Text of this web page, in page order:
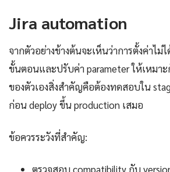
Jira automation
จากตัวอย่างข้างต้นจะเห็นว่าการตั้งค่าไม่
ขั้นตอนและปรับค่า parameter ให้เหมา
ของตัวเองสิ่งสำคัญคือต้องทดสอบใน
ก่อน deploy ขึ้น production เสมอ
ข้อควรระวังที่สำคัญ:
ตรวจสอบ compatibility กับ